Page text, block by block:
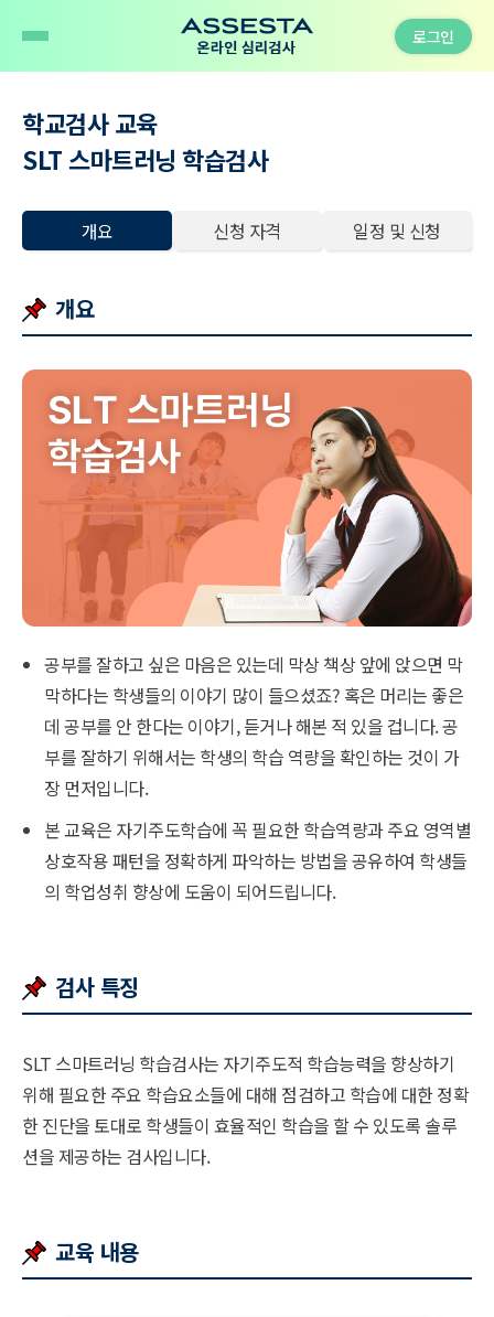
로그인
학교검사 교육
SLT 스마트러닝 학습검사
개요 신청 자격 일정 및 신청
개요
공부를 잘하고 싶은 마음은 있는데 막상 책상 앞에 앉으면 막
막하다는 학생들의 이야기 많이 들으셨죠? 혹은 머리는 좋은
데 공부를 안 한다는 이야기, 듣거나 해본 적 있을 겁니다. 공
부를 잘하기 위해서는 학생의 학습 역량을 확인하는 것이 가
장 먼저입니다.
본 교육은 자기주도학습에 꼭 필요한 학습역량과 주요 영역별
상호작용 패턴을 정확하게 파악하는 방법을 공유하여 학생들
의 학업성취 향상에 도움이 되어드립니다.
검사 특징
SLT 스마트러닝 학습검사는 자기주도적 학습능력을 향상하기
위해 필요한 주요 학습요소들에 대해 점검하고 학습에 대한 정확
한 진단을 토대로 학생들이 효율적인 학습을 할 수 있도록 솔루
션을 제공하는 검사입니다.
교육 내용